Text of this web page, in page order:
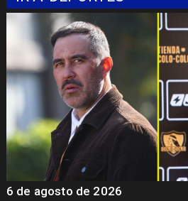
6 de agosto de 2026